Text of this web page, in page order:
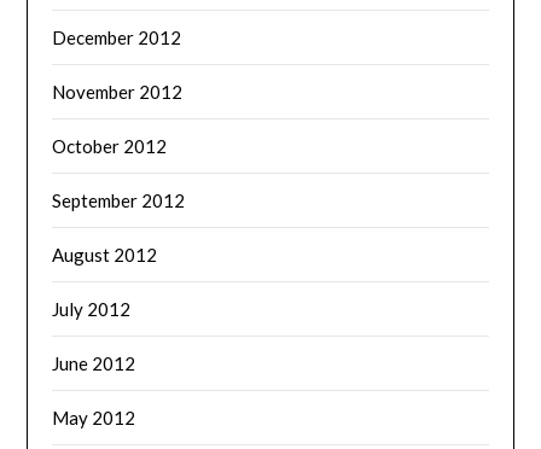
December 2012
November 2012
October 2012
September 2012
August 2012
July 2012
June 2012
May 2012